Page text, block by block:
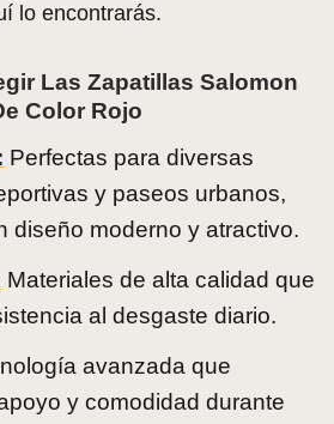
lo encontrarás.
Las Zapatillas Salomon
Color Rojo
Perfectas para diversas
y paseos urbanos,
diseño moderno y atractivo.
Materiales de alta calidad que
al desgaste diario.
avanzada que
y comodidad durante